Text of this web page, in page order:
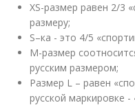
XS-размер равен 2/3
размеру;
S–ка - это 4/5
M-размер
русским размером;
Размер L – равен
русской маркировке